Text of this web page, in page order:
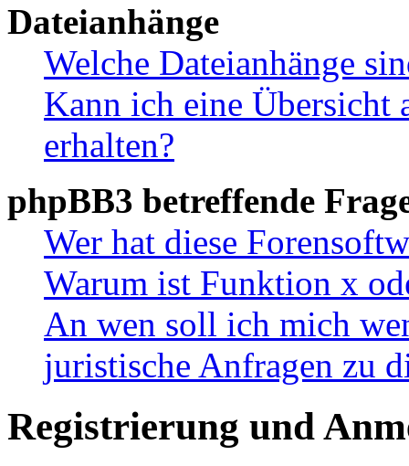
Dateianhänge
Welche Dateianhänge
Kann ich eine Übersicht
erhalten?
phpBB3 betreffende
Wer hat diese
Warum ist Funktion x
An wen soll ich mich
juristische Anfragen zu
Registrierung und